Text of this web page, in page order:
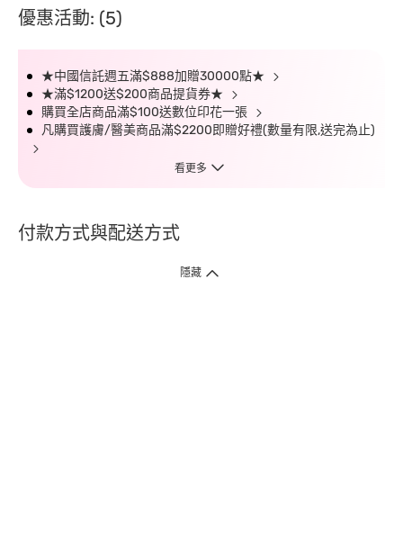
優惠活動: (5)
★中國信託週五滿$888加贈30000點★
★滿$1200送$200商品提貨券★
購買全店商品滿$100送數位印花一張
凡購買護膚/醫美商品滿$2200即贈好禮(數量有限,送完為止)
看更多
付款方式與配送方式
隱藏